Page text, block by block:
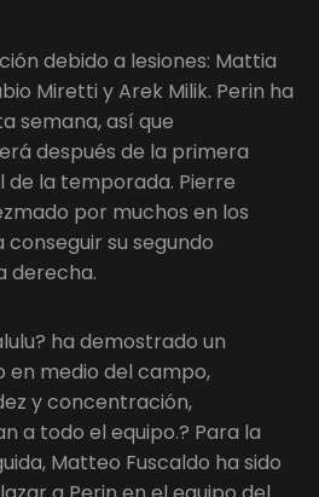
debido a lesiones: Mattia
Miretti y Arek Milik. Perin ha
semana, así que
después de la primera
la temporada. Pierre
por muchos en los
su segundo
derecha.
ha demostrado un
medio del campo,
y concentración,
a todo el equipo.? Para la
Matteo Fuscaldo ha sido